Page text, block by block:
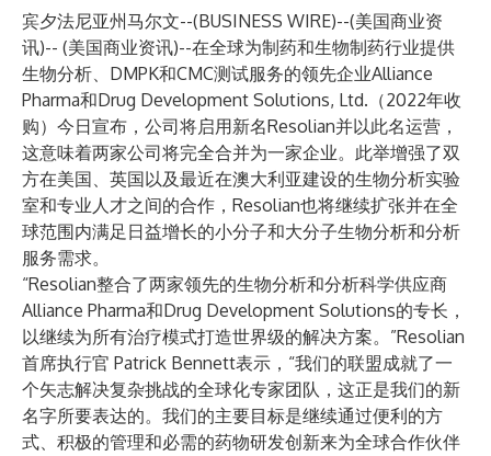
宾夕法尼亚州马尔文--(BUSINESS WIRE)--(美国商业资
讯)-- (美国商业资讯)--在全球为制药和生物制药行业提供
生物分析、DMPK和CMC测试服务的领先企业Alliance
Pharma和Drug Development Solutions, Ltd.（2022年收
购）今日宣布，公司将启用新名Resolian并以此名运营，
这意味着两家公司将完全合并为一家企业。此举增强了双
方在美国、英国以及最近在澳大利亚建设的生物分析实验
室和专业人才之间的合作，Resolian也将继续扩张并在全
球范围内满足日益增长的小分子和大分子生物分析和分析
服务需求。
“Resolian整合了两家领先的生物分析和分析科学供应商
Alliance Pharma和Drug Development Solutions的专长，
以继续为所有治疗模式打造世界级的解决方案。”Resolian
首席执行官 Patrick Bennett表示，“我们的联盟成就了一
个矢志解决复杂挑战的全球化专家团队，这正是我们的新
名字所要表达的。我们的主要目标是继续通过便利的方
式、积极的管理和必需的药物研发创新来为全球合作伙伴